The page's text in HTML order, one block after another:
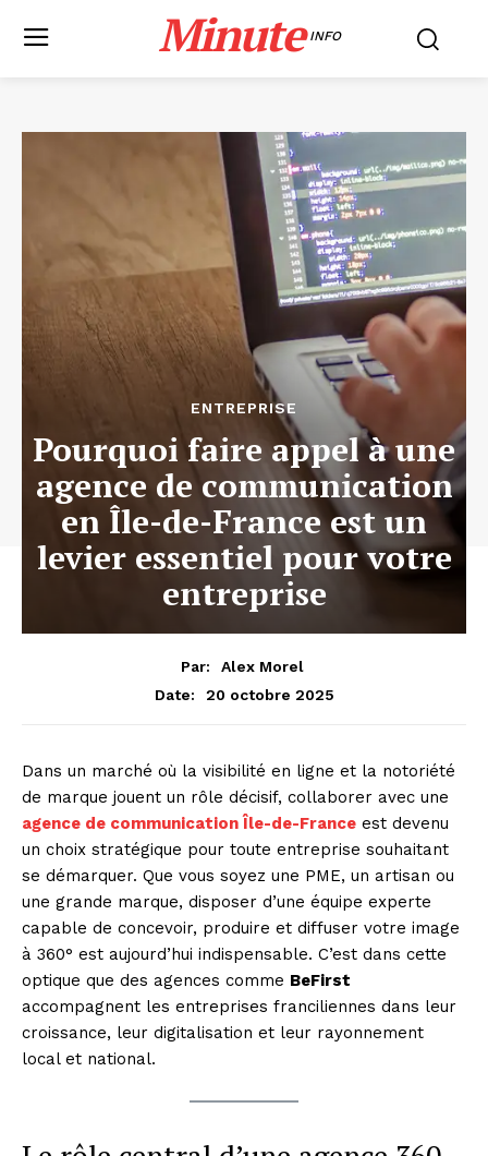
Minute INFO
ENTREPRISE
Pourquoi faire appel à une
agence de communication
en Île-de-France est un
levier essentiel pour votre
entreprise
Par:
Alex Morel
Date:
20 octobre 2025
Dans un marché où la visibilité en ligne et la notoriété
de marque jouent un rôle décisif, collaborer avec une
agence de communication Île-de-France est devenu
un choix stratégique pour toute entreprise souhaitant
se démarquer. Que vous soyez une PME, un artisan ou
une grande marque, disposer d’une équipe experte
capable de concevoir, produire et diffuser votre image
à 360° est aujourd’hui indispensable. C’est dans cette
optique que des agences comme BeFirst
accompagnent les entreprises franciliennes dans leur
croissance, leur digitalisation et leur rayonnement
local et national.